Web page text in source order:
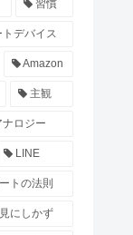
習慣
トデバイス
Amazon
主観
ロジー
LINE
トの法則
にしかず